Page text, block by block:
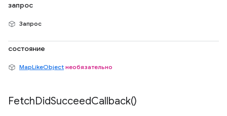
запрос
Запрос
состояние
MapLikeObject необязательно
FetchDidSucceedCallback()